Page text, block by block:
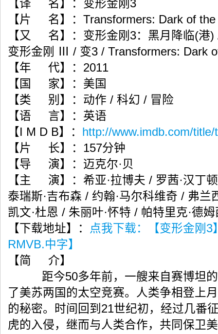
【译 名】：变形金刚3
【片 名】：Transformers: Dark of the
【又 名】：变形金刚3：黑月降临(港)
变形金刚 Ⅲ / 变3 / Transformers: Dark
【年 代】：2011
【国 家】：美国
【类 别】：动作 / 科幻 / 冒险
【语 言】：英语
【I M D B】： http://www.imdb.com/title/
【片 长】：157分钟
【导 演】：迈克尔·贝
【主 演】：希亚·拉博夫 / 罗茜·汉丁
泰瑞斯·吉布森 / 约翰·马尔科维奇 / 弗兰
凯文·杜恩 / 朱丽叶·怀特 / 帕特里克·德
【下载地址】：
点我下载：【变形金刚
RMVB.中字】
【简 介】
距今50多年前，一艘来自赛博坦的
了美苏两国的太空竞赛。人类争相登上
的秘密。时间回到21世纪初，经过几番
虎的入侵，继而与人类合作，共同保卫